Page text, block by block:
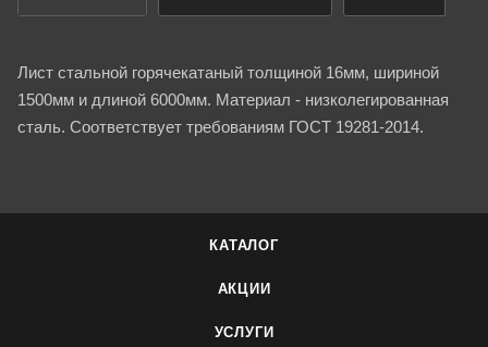
Лист стальной горячекатаный толщиной 16мм, шириной
1500мм и длиной 6000мм. Материал - низколегированная
сталь. Соответствует требованиям ГОСТ 19281-2014.
КАТАЛОГ
АКЦИИ
УСЛУГИ